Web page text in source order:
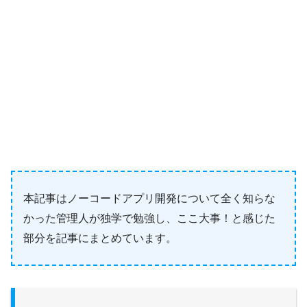
本記事はノーコードアプリ開発について全く知らな
かった管理人が独学で勉強し、ここ大事！と感じた
部分を記事にまとめています。